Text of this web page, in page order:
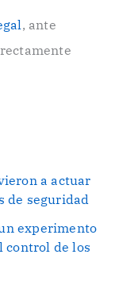
, ante
a actuar
de seguridad
experimento
control de los